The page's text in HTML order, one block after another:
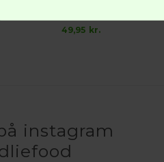
49,95 kr.
instagram